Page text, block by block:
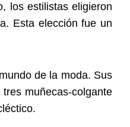
los estilistas eligieron
Esta elección fue un
de la moda. Sus
muñecas-colgante